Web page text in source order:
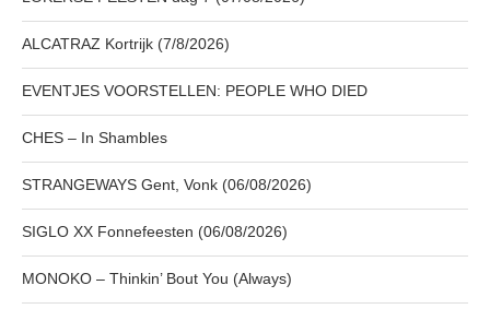
ALCATRAZ Kortrijk (7/8/2026)
EVENTJES VOORSTELLEN: PEOPLE WHO DIED
CHES – In Shambles
STRANGEWAYS Gent, Vonk (06/08/2026)
SIGLO XX Fonnefeesten (06/08/2026)
MONOKO – Thinkin’ Bout You (Always)